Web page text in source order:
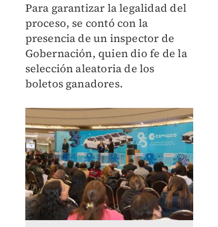
Para garantizar la legalidad del
proceso, se contó con la
presencia de un inspector de
Gobernación, quien dio fe de la
selección aleatoria de los
boletos ganadores.